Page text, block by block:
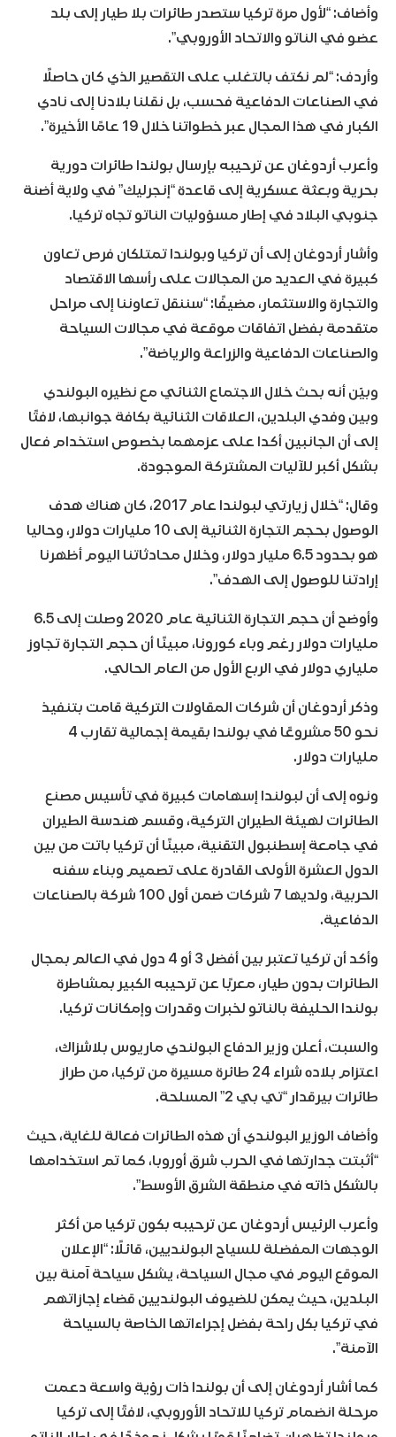
وأضاف: “لأول مرة تركيا ستصدر طائرات بلا طيار إلى بلد
عضو في الناتو والاتحاد الأوروبي”.
وأردف: “لم نكتف بالتغلب على التقصير الذي كان حاصلًا
في الصناعات الدفاعية فحسب، بل نقلنا بلادنا إلى نادي
الكبار في هذا المجال عبر خطواتنا خلال 19 عامًا الأخيرة”.
وأعرب أردوغان عن ترحيبه بإرسال بولندا طائرات دورية
بحرية وبعثة عسكرية إلى قاعدة “إنجرليك” في ولاية أضنة
جنوبي البلاد في إطار مسؤوليات الناتو تجاه تركيا.
وأشار أردوغان إلى أن تركيا وبولندا تمتلكان فرص تعاون
كبيرة في العديد من المجالات على رأسها الاقتصاد
والتجارة والاستثمار، مضيفًا: “سننقل تعاوننا إلى مراحل
متقدمة بفضل اتفاقات موقعة في مجالات السياحة
والصناعات الدفاعية والزراعة والرياضة”.
وبيّن أنه بحث خلال الاجتماع الثنائي مع نظيره البولندي
وبين وفدي البلدين، العلاقات الثنائية بكافة جوانبها، لافتًا
إلى أن الجانبين أكدا على عزمهما بخصوص استخدام فعال
بشكل أكبر للآليات المشتركة الموجودة.
وقال: “خلال زيارتي لبولندا عام 2017، كان هناك هدف
الوصول بحجم التجارة الثنائية إلى 10 مليارات دولار، وحاليا
هو بحدود 6.5 مليار دولار، وخلال محادثاتنا اليوم أظهرنا
إرادتنا للوصول إلى الهدف”.
وأوضح أن حجم التجارة الثنائية عام 2020 وصلت إلى 6.5
مليارات دولار رغم وباء كورونا، مبينًا أن حجم التجارة تجاوز
ملياري دولار في الربع الأول من العام الحالي.
وذكر أردوغان أن شركات المقاولات التركية قامت بتنفيذ
نحو 50 مشروعًا في بولندا بقيمة إجمالية تقارب 4
مليارات دولار.
ونوه إلى أن لبولندا إسهامات كبيرة في تأسيس مصنع
الطائرات لهيئة الطيران التركية، وقسم هندسة الطيران
في جامعة إسطنبول التقنية، مبينًا أن تركيا باتت من بين
الدول العشرة الأولى القادرة على تصميم وبناء سفنه
الحربية، ولديها 7 شركات ضمن أول 100 شركة بالصناعات
الدفاعية.
وأكد أن تركيا تعتبر بين أفضل 3 أو 4 دول في العالم بمجال
الطائرات بدون طيار، معربًا عن ترحيبه الكبير بمشاطرة
بولندا الحليفة بالناتو لخبرات وقدرات وإمكانات تركيا.
والسبت، أعلن وزير الدفاع البولندي ماريوس بلاشزاك،
اعتزام بلاده شراء 24 طائرة مسيرة من تركيا، من طراز
طائرات بيرقدار “تي بي 2” المسلحة.
وأضاف الوزير البولندي أن هذه الطائرات فعالة للغاية، حيث
“أثبتت جدارتها في الحرب شرق أوروبا، كما تم استخدامها
بالشكل ذاته في منطقة الشرق الأوسط”.
وأعرب الرئيس أردوغان عن ترحيبه بكون تركيا من أكثر
الوجهات المفضلة للسياح البولنديين، قائلًا: “الإعلان
الموقع اليوم في مجال السياحة، يشكل سياحة آمنة بين
البلدين، حيث يمكن للضيوف البولنديين قضاء إجازاتهم
في تركيا بكل راحة بفضل إجراءاتها الخاصة بالسياحة
الآمنة”.
كما أشار أردوغان إلى أن بولندا ذات رؤية واسعة دعمت
مرحلة انضمام تركيا للاتحاد الأوروبي، لافتًا إلى تركيا